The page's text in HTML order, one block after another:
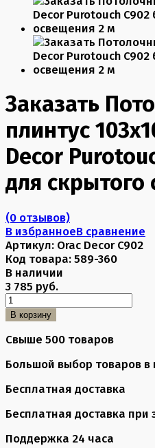
Заказать
плинтус
Decor
для
(0 отзывов)
В избранноеВ сравнение
Артикул: Orac Decor C902
Код товара: 589-360
В наличии
3 785 руб.
В корзину
Свыше 500 товаров
Большой выбор товаров
Бесплатная доставка
Бесплатная доставка при
Поддержка 24 часа